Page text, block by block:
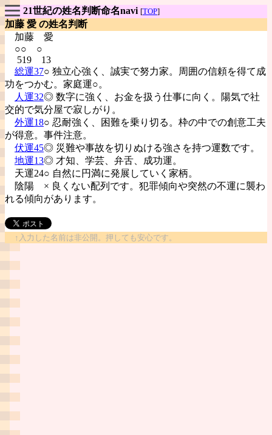
21世紀の姓名判断命名navi [TOP]
加藤 愛 の姓名判断
加藤 愛
○○ ○
519 13
総運37○ 独立心強く、誠実で努力家。周囲の信頼を得て成
功をつかむ。家庭運○。
人運32◎ 数字に強く、お金を扱う仕事に向く。陽気で社
交的で気分屋で寂しがり。
外運18○ 忍耐強く、困難を乗り切る。枠の中での創意工夫
が得意。事件注意。
伏運45◎ 災難や事故を切りぬける強さを持つ運数です。
地運13◎ 才知、学芸、弁舌、成功運。
天運24○ 自然に円満に発展していく家柄。
陰陽 × 良くない配列です。犯罪傾向や突然の不運に襲わ
れる傾向があります。
↑入力した名前は非公開。押しても安心です。